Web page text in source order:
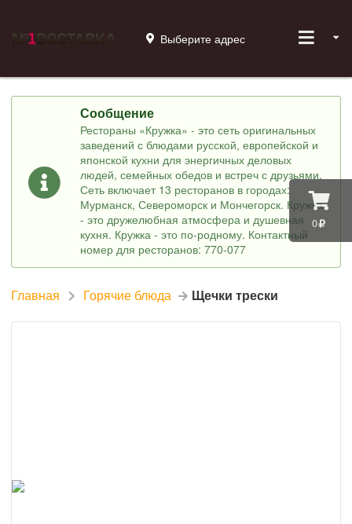
0
Выберите адрес
Сообщение
Рестораны «Кружка» - это сеть оригинальных
заведений с блюдами русской, европейской и
японской кухни для энергичных деловых
людей, семейных обедов и встреч с друзьями.
Сеть включает 13 ресторанов в городах:
Мурманск, Североморск и Мончегорск. Кружка
- это дружелюбная атмосфера и душевная
кухня. Кружка - это по-родному. Контактный
номер для ресторанов: 770-077
Главная Горячие блюда Щечки трески